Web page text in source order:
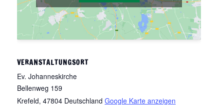
VERANSTALTUNGSORT
Ev. Johanneskirche
Bellenweg 159
Krefeld, 47804 Deutschland Google Karte anzeigen